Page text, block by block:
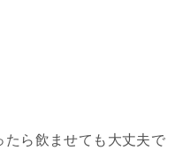
ら飲ませても大丈夫で